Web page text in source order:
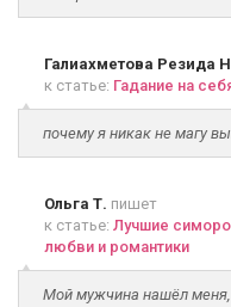
Галиахметова Резида
к статье: Гадание на
почему я никак не магу
Ольга Т. пишет
к статье: Лучшие
любви и романтики
Мой мужчина нашёл